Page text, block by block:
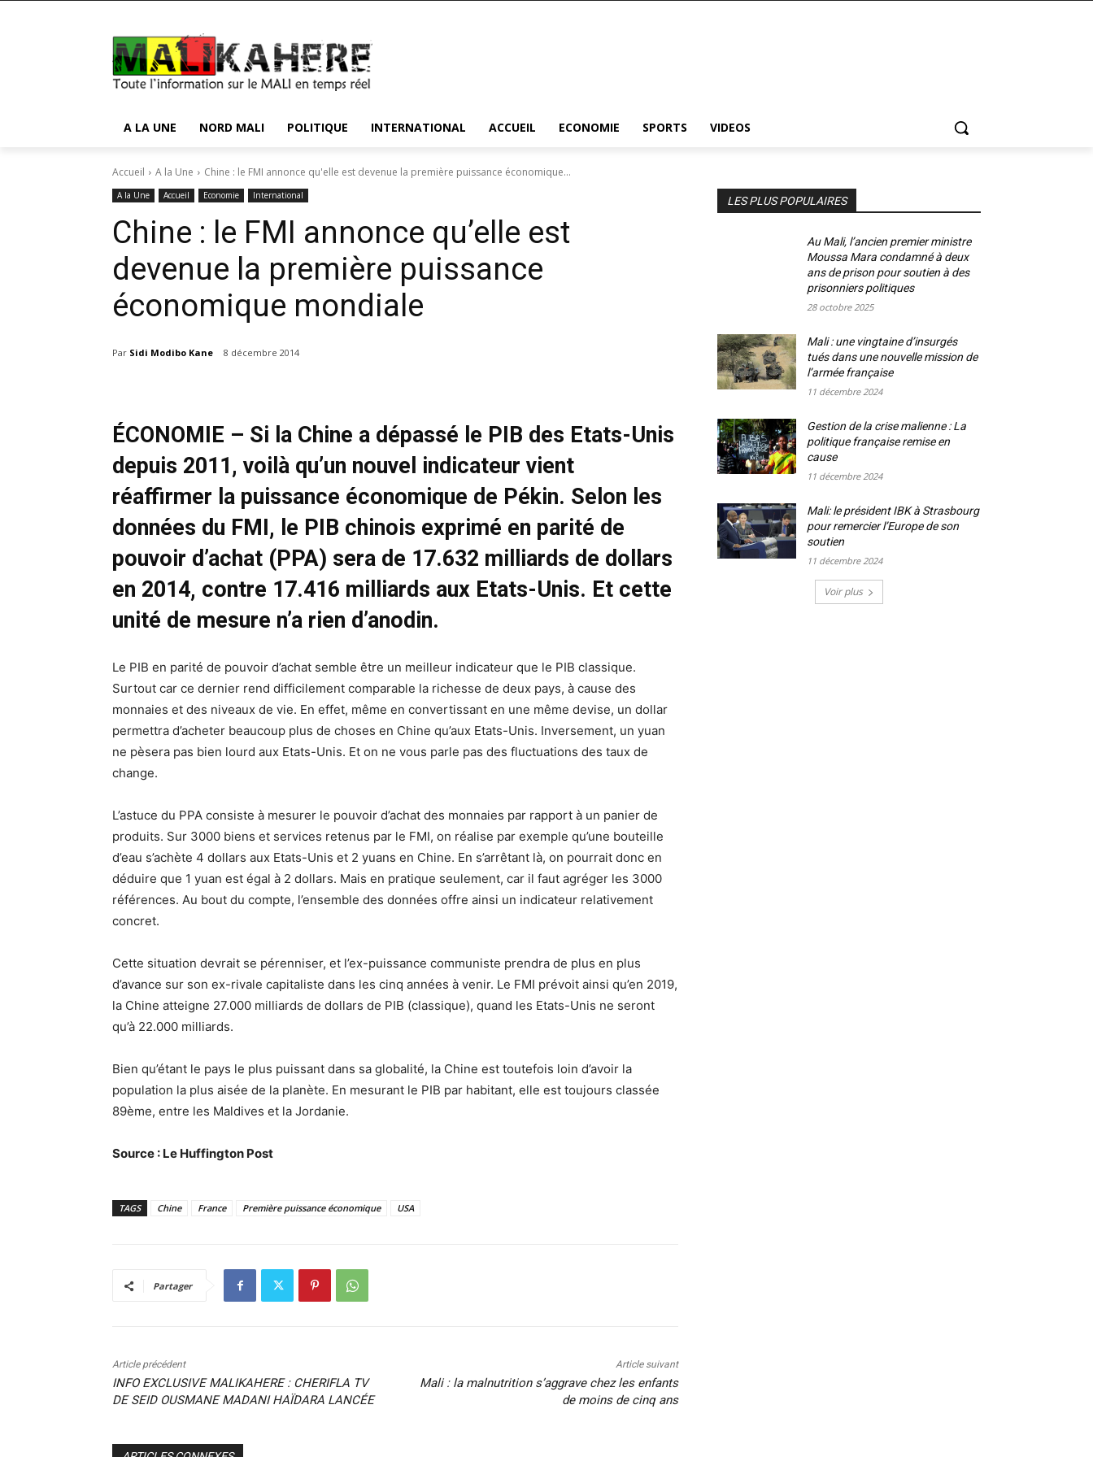
A LA UNE NORD MALI POLITIQUE INTERNATIONAL ACCUEIL ECONOMIE SPORTS VIDEOS
Accueil A la Une Chine : le FMI annonce qu'elle est devenue la première puissance économique...
A la Une Accueil Economie International
Chine : le FMI annonce qu’elle est
devenue la première puissance
économique mondiale
Par Sidi Modibo Kane 8 décembre 2014
ÉCONOMIE – Si la Chine a dépassé le PIB des Etats-Unis
depuis 2011, voilà qu’un nouvel indicateur vient
réaffirmer la puissance économique de Pékin. Selon les
données du FMI, le PIB chinois exprimé en parité de
pouvoir d’achat (PPA) sera de 17.632 milliards de dollars
en 2014, contre 17.416 milliards aux Etats-Unis. Et cette
unité de mesure n’a rien d’anodin.
Le PIB en parité de pouvoir d’achat semble être un meilleur indicateur que le PIB classique.
Surtout car ce dernier rend difficilement comparable la richesse de deux pays, à cause des
monnaies et des niveaux de vie. En effet, même en convertissant en une même devise, un dollar
permettra d’acheter beaucoup plus de choses en Chine qu’aux Etats-Unis. Inversement, un yuan
ne pèsera pas bien lourd aux Etats-Unis. Et on ne vous parle pas des fluctuations des taux de
change.
L’astuce du PPA consiste à mesurer le pouvoir d’achat des monnaies par rapport à un panier de
produits. Sur 3000 biens et services retenus par le FMI, on réalise par exemple qu’une bouteille
d’eau s’achète 4 dollars aux Etats-Unis et 2 yuans en Chine. En s’arrêtant là, on pourrait donc en
déduire que 1 yuan est égal à 2 dollars. Mais en pratique seulement, car il faut agréger les 3000
références. Au bout du compte, l’ensemble des données offre ainsi un indicateur relativement
concret.
Cette situation devrait se pérenniser, et l’ex-puissance communiste prendra de plus en plus
d’avance sur son ex-rivale capitaliste dans les cinq années à venir. Le FMI prévoit ainsi qu’en 2019,
la Chine atteigne 27.000 milliards de dollars de PIB (classique), quand les Etats-Unis ne seront
qu’à 22.000 milliards.
Bien qu’étant le pays le plus puissant dans sa globalité, la Chine est toutefois loin d’avoir la
population la plus aisée de la planète. En mesurant le PIB par habitant, elle est toujours classée
89ème, entre les Maldives et la Jordanie.
Source : Le Huffington Post
TAGS Chine France Première puissance économique USA
Partager
Article précédent
INFO EXCLUSIVE MALIKAHERE : CHERIFLA TV
DE SEID OUSMANE MADANI HAÏDARA LANCÉE
Article suivant
Mali : la malnutrition s’aggrave chez les enfants
de moins de cinq ans
LES PLUS POPULAIRES
Au Mali, l’ancien premier ministre
Moussa Mara condamné à deux
ans de prison pour soutien à des
prisonniers politiques
28 octobre 2025
Mali : une vingtaine d’insurgés
tués dans une nouvelle mission de
l’armée française
11 décembre 2024
Gestion de la crise malienne : La
politique française remise en
cause
11 décembre 2024
Mali: le président IBK à Strasbourg
pour remercier l’Europe de son
soutien
11 décembre 2024
Voir plus